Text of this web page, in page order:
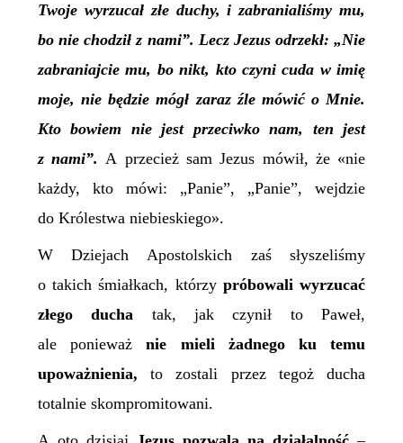
Twoje wyrzucał złe duchy, i zabranialiśmy mu,
bo nie chodził z nami”. Lecz Jezus odrzekł: „Nie
zabraniajcie mu, bo nikt, kto czyni cuda w imię
moje, nie będzie mógł zaraz źle mówić o Mnie.
Kto bowiem nie jest przeciwko nam, ten jest
z nami”.A przecież sam Jezus mówił, że «nie
każdy, kto mówi: „Panie”, „Panie”, wejdzie
do Królestwa niebieskiego».
W Dziejach Apostolskich zaś słyszeliśmy
o takich śmiałkach, którzy próbowali wyrzucać
złego ducha tak, jak czynił to Paweł,
ale ponieważnie mieli żadnego ku temu
upoważnienia, to zostali przez tegoż ducha
totalnie skompromitowani.